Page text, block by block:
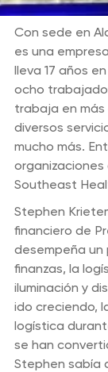
Con sede en
es una
lleva 17 años
ocho
trabaja en
diversos
mucho más.
organizaciones
Southeast
Stephen
financiero de
desempeña un
finanzas, la
iluminación y
ido creciendo,
logística
se han
Stephen sabía